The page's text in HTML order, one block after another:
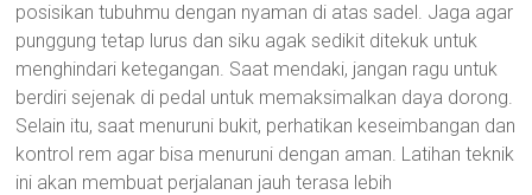
posisikan tubuhmu dengan nyaman di atas sadel. Jaga agar
punggung tetap lurus dan siku agak sedikit ditekuk untuk
menghindari ketegangan. Saat mendaki, jangan ragu untuk
berdiri sejenak di pedal untuk memaksimalkan daya dorong.
Selain itu, saat menuruni bukit, perhatikan keseimbangan dan
kontrol rem agar bisa menuruni dengan aman. Latihan teknik
ini akan membuat perjalanan jauh terasa lebih